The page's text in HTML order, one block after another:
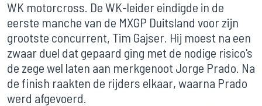
WK motorcross. De WK-leider eindigde in de
eerste manche van de MXGP Duitsland voor zijn
grootste concurrent, Tim Gajser. Hij moest na een
zwaar duel dat gepaard ging met de nodige risico's
de zege wel laten aan merkgenoot Jorge Prado. Na
de finish raakten de rijders elkaar, waarna Prado
werd afgevoerd.